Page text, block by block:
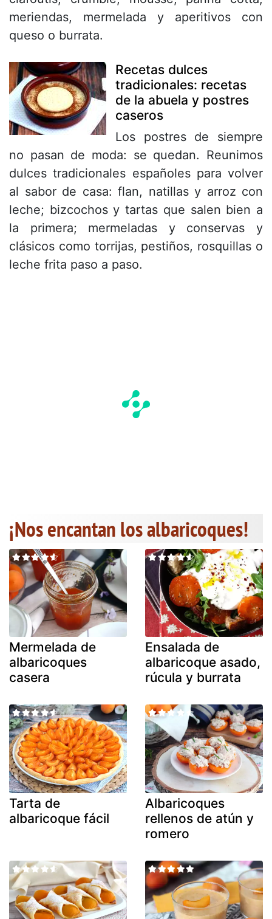
meriendas, mermelada y aperitivos con
queso o burrata.
Recetas dulces
tradicionales: recetas
de la abuela y postres
caseros
Los postres de siempre
no pasan de moda: se quedan. Reunimos
dulces tradicionales españoles para volver
al sabor de casa: flan, natillas y arroz con
leche; bizcochos y tartas que salen bien a
la primera; mermeladas y conservas y
clásicos como torrijas, pestiños, rosquillas o
leche frita paso a paso.
¡Nos encantan los albaricoques!
Mermelada de
albaricoques
casera
Ensalada de
albaricoque asado,
rúcula y burrata
Tarta de
albaricoque fácil
Albaricoques
rellenos de atún y
romero